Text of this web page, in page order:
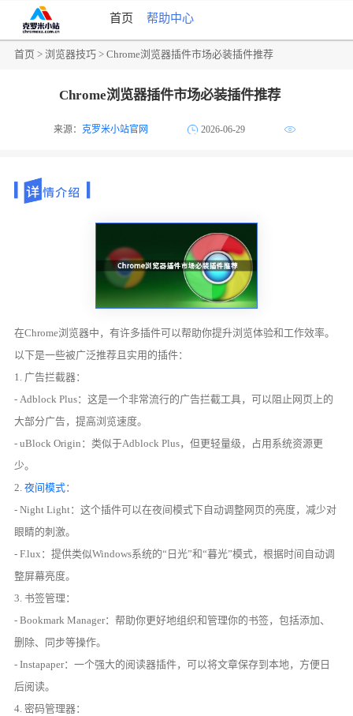
首页 帮助中心
首页 >浏览器技巧 > Chrome浏览器插件市场必装插件推荐
Chrome浏览器插件市场必装插件推荐
来源：克罗米小站官网 2026-06-29
在Chrome浏览器中，有许多插件可以帮助你提升浏览体验和工作效率。
以下是一些被广泛推荐且实用的插件：
1. 广告拦截器：
- Adblock Plus：这是一个非常流行的广告拦截工具，可以阻止网页上的
大部分广告，提高浏览速度。
- uBlock Origin：类似于Adblock Plus，但更轻量级，占用系统资源更
少。
2.夜间模式：
- Night Light：这个插件可以在夜间模式下自动调整网页的亮度，减少对
眼睛的刺激。
- F.lux：提供类似Windows系统的“日光”和“暮光”模式，根据时间自动调
整屏幕亮度。
3. 书签管理：
- Bookmark Manager：帮助你更好地组织和管理你的书签，包括添加、
删除、同步等操作。
- Instapaper：一个强大的阅读器插件，可以将文章保存到本地，方便日
后阅读。
4. 密码管理器：